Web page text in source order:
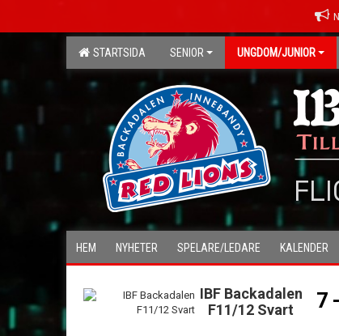
STARTSIDA SENIOR UNGDOM/JUNIOR
HEM NYHETER SPELARE/LEDARE KALENDER
IBF Backadalen
F11/12 Svart
7